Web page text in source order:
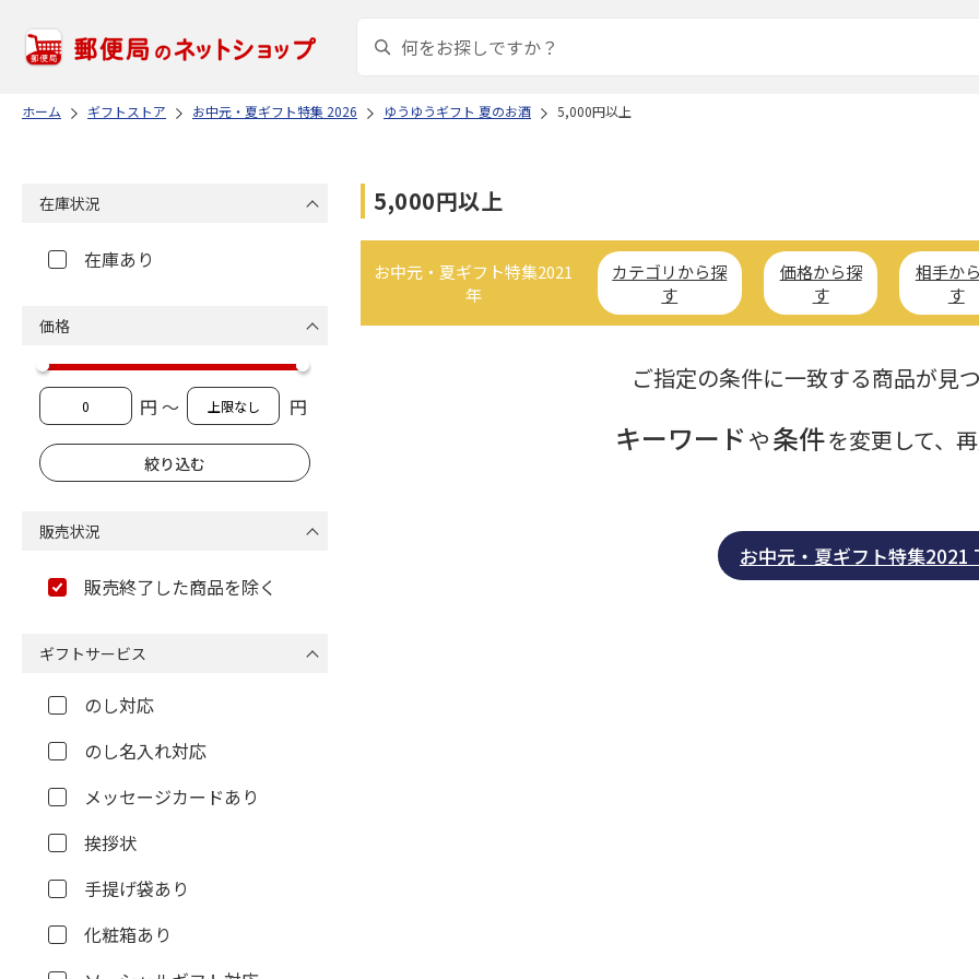
ホーム ギフトストア お中元・夏ギフト特集 2026 ゆうゆうギフト 夏のお酒 5,000円以上
5,000円以上
お中元・夏ギフト特集2021
年
カテゴリから探
す
価格から探
す
相手か
す
ご指定の条件に一致する商品が見
キーワードや条件を変更して、
お中元・夏ギフト特集2021
在庫状況
在庫あり
価格
円 ～ 円
販売状況
販売終了した商品を除く
ギフトサービス
のし対応
のし名入れ対応
メッセージカードあり
挨拶状
手提げ袋あり
化粧箱あり